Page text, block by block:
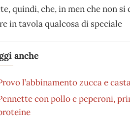
quindi, che, in men che non
in tavola qualcosa di speciale
anche
l’abbinamento zucca e
con pollo e peperoni,